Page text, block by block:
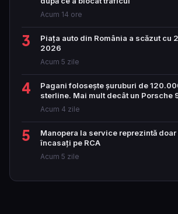
Acum 14 ore
3
Piața auto din România a scăzut cu
2026
Acum 5 zile
4
Pagani folosește șuruburi de
sterline. Mai mult decât un Porsche
Acum 4 zile
5
Manopera la service reprezintă doar
încasați pe RCA
Acum 5 zile